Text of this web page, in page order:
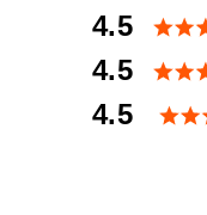
4.5
4.5
4.5